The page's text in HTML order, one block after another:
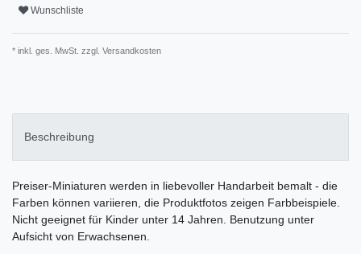
Wunschliste
* inkl. ges. MwSt. zzgl. Versandkosten
Beschreibung
Preiser-Miniaturen werden in liebevoller Handarbeit bemalt - die
Farben können variieren, die Produktfotos zeigen Farbbeispiele.
Nicht geeignet für Kinder unter 14 Jahren. Benutzung unter
Aufsicht von Erwachsenen.